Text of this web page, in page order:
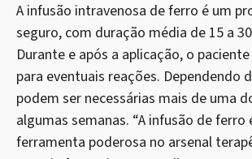
A infusão intravenosa de ferro é um
seguro, com duração média de 15 a
Durante e após a aplicação, o
para eventuais reações. Dependendo
podem ser necessárias mais de uma
algumas semanas. “A infusão de ferro
ferramenta poderosa no arsenal